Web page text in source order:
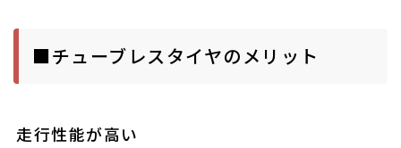
■チューブレスタイヤのメリット
走行性能が高い